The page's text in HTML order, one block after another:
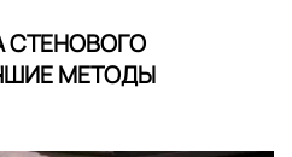
МЕТОДЫ